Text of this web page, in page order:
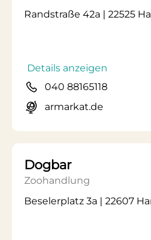
Randstraße 42a | 22525
Details anzeigen
040 88165118
armarkat.de
Dogbar
Zoohandlung
Beselerplatz 3a | 22607